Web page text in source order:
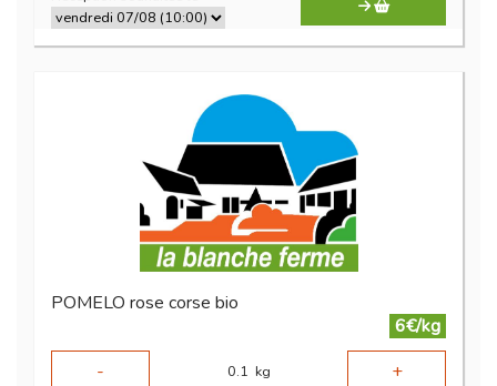
POMELO rose corse bio
6€/kg
-
0.1 kg +